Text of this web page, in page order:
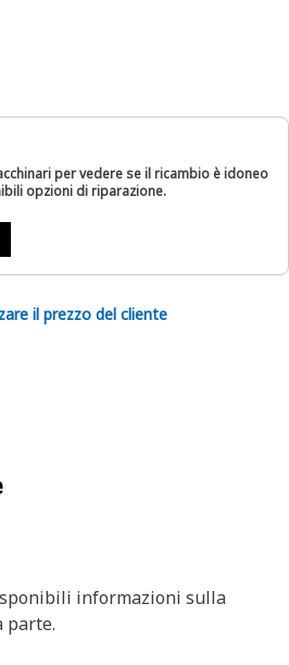
per vedere se il ricambio è idoneo
opzioni di riparazione.
il prezzo del cliente
informazioni sulla
parte.